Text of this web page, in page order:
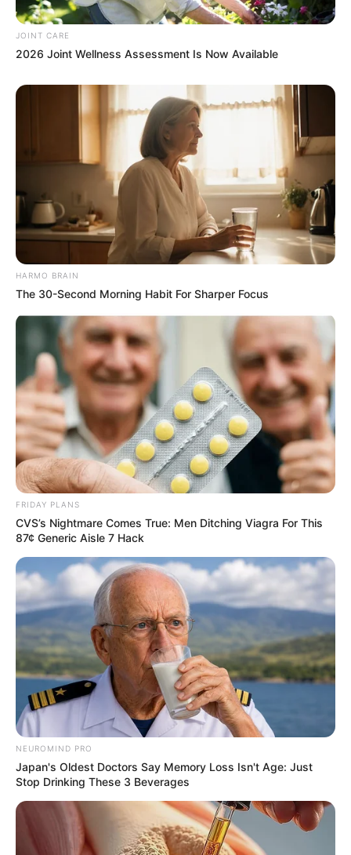
She Spends Millions To Transform Herself Into A
BRAINBERRIES
From Baddies To Sweethearts: 9 Actresses That Can
Do It All!
BRAINBERRIES
2025’s Most Impactful Celebrity Farewells
BRAINBERRIES
JOINT CARE
2026 Joint Wellness Assessment Is Now Available
HARMO BRAIN
The 30-Second Morning Habit For Sharper Focus
FRIDAY PLANS
CVS’s Nightmare Comes True: Men Ditching Viagra For This
87¢ Generic Aisle 7 Hack
NEUROMIND PRO
Japan's Oldest Doctors Say Memory Loss Isn't Age: Just
Stop Drinking These 3 Beverages